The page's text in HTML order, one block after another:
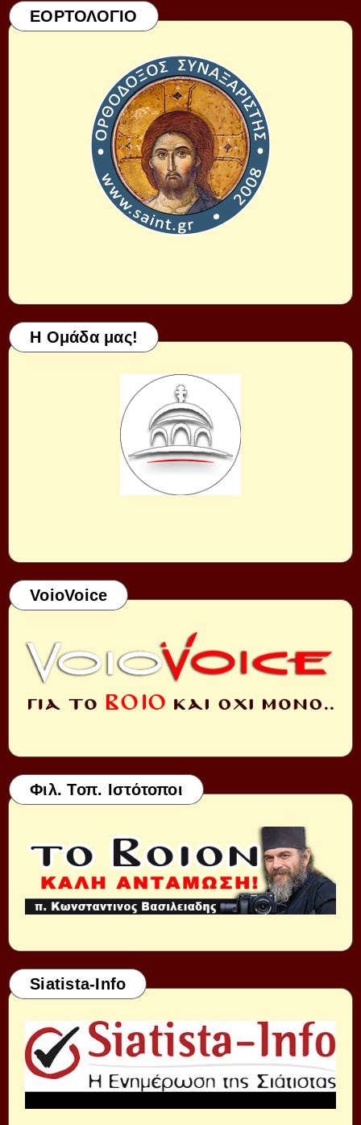
ΕΟΡΤΟΛΟΓΙΟ
Η Ομάδα μας!
VoioVoice
Φιλ. Τοπ. Ιστότοποι
Siatista-Info